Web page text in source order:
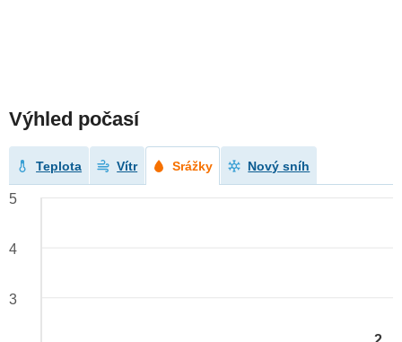
Výhled počasí
Teplota Vítr Srážky Nový sníh
5
4
3